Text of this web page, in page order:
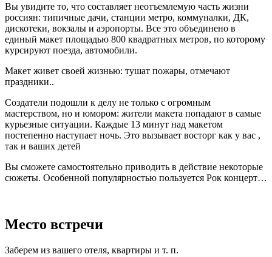
Вы увидите то, что составляет неотъемлемую часть жизни
россиян: типичные дачи, станции метро, коммуналки, ДК,
дискотеки, вокзалы и аэропорты. Все это объединено в
единый макет площадью 800 квадратных метров, по которому
курсируют поезда, автомобили.
Макет живет своей жизнью: тушат пожары, отмечают
праздники..
Создатели подошли к делу не только с огромным
мастерством, но и юмором: жители макета попадают в самые
курьезные ситуации. Каждые 13 минут над макетом
постепенно наступает ночь. Это вызывает восторг как у вас ,
так и ваших детей
Вы сможете самостоятельно приводить в действие некоторые
сюжеты. Особенной популярностью пользуется Рок концерт…
Место встречи
Заберем из вашего отеля, квартиры и т. п.